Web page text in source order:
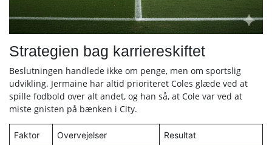
Strategien bag karriereskiftet
Beslutningen handlede ikke om penge, men om sportslig
udvikling. Jermaine har altid prioriteret Coles glæde ved at
spille fodbold over alt andet, og han så, at Cole var ved at
miste gnisten på bænken i City.
Faktor Overvejelser Resultat